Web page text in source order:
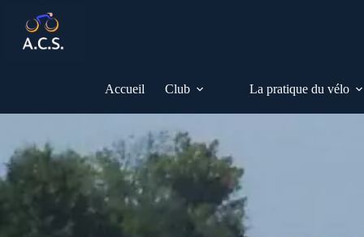
contenu
Accueil Club La pratique du vélo